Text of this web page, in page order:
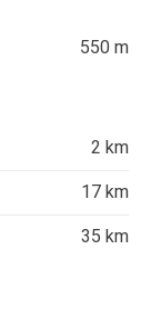
550 m
2 km
17 km
35 km